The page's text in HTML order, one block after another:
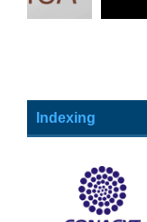
Indexing